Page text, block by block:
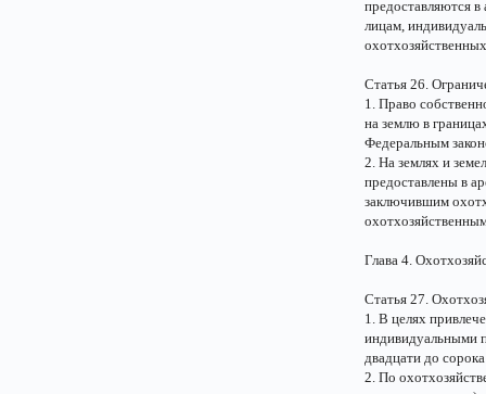
предоставляются
лицам,
Статья 26.
1. Право
на землю в
Федеральным
2. На землях и
предоставлены в
заключившим
Глава 4.
Статья 27.
1. В целях
индивидуальными
двадцати до сорока
2. По